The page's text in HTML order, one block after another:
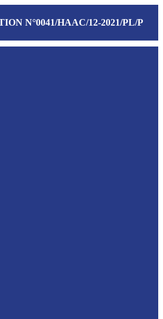
N°0041/HAAC/12-2021/PL/P